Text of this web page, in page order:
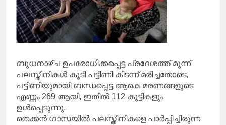
ബുധനാഴ്ച ഉപരോധിക്കപ്പെട്ട പ്രദേശത്ത് മൂന്ന്
പലസ്തീനികൾ കൂടി പട്ടിണി കിടന്ന് മരിച്ചതോടെ,
പട്ടിണിയുമായി ബന്ധപ്പെട്ട ആകെ മരണങ്ങളുടെ
എണ്ണം 269 ആയി, ഇതിൽ 112 കുട്ടികളും
ഉൾപ്പെടുന്നു.
തെക്കൻ ഗാസയിൽ പലസ്തീനികളെ പാർപ്പിച്ചിരുന്ന